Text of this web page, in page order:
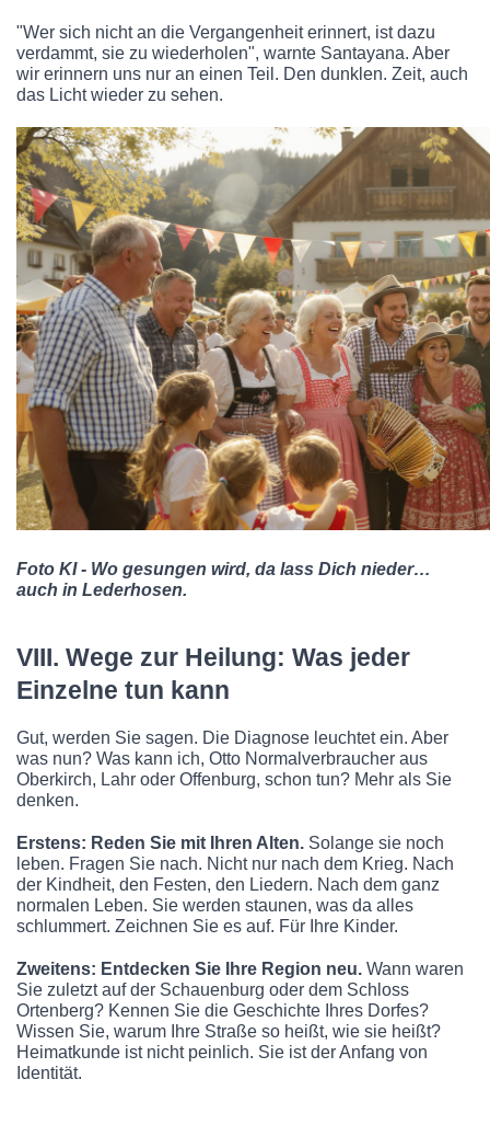
"Wer sich nicht an die Vergangenheit erinnert, ist dazu
verdammt, sie zu wiederholen", warnte Santayana. Aber
wir erinnern uns nur an einen Teil. Den dunklen. Zeit, auch
das Licht wieder zu sehen.
Foto KI - Wo gesungen wird, da lass Dich nieder…
auch in Lederhosen.
VIII. Wege zur Heilung: Was jeder
Einzelne tun kann
Gut, werden Sie sagen. Die Diagnose leuchtet ein. Aber
was nun? Was kann ich, Otto Normalverbraucher aus
Oberkirch, Lahr oder Offenburg, schon tun? Mehr als Sie
denken.
Erstens: Reden Sie mit Ihren Alten. Solange sie noch
leben. Fragen Sie nach. Nicht nur nach dem Krieg. Nach
der Kindheit, den Festen, den Liedern. Nach dem ganz
normalen Leben. Sie werden staunen, was da alles
schlummert. Zeichnen Sie es auf. Für Ihre Kinder.
Zweitens: Entdecken Sie Ihre Region neu. Wann waren
Sie zuletzt auf der Schauenburg oder dem Schloss
Ortenberg? Kennen Sie die Geschichte Ihres Dorfes?
Wissen Sie, warum Ihre Straße so heißt, wie sie heißt?
Heimatkunde ist nicht peinlich. Sie ist der Anfang von
Identität.